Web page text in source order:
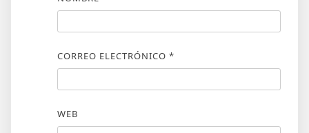
CORREO ELECTRÓNICO *
WEB